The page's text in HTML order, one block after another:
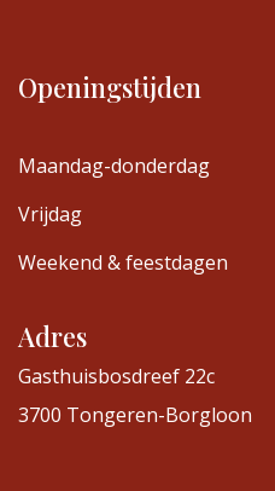
Openingstijden
Maandag-donderdag
Vrijdag
Weekend & feestdagen
Adres
Gasthuisbosdreef 22c
3700 Tongeren-Borgloon